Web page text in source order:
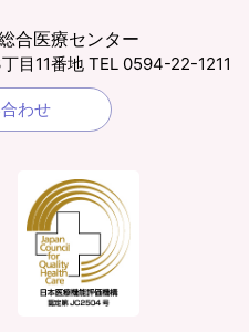
合医療センター
目11番地 TEL 0594-22-1211
わせ